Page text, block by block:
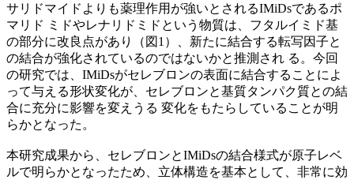
サリドマイドよりも薬理作用が強いとされるIMiDsであるポ
マリド ミドやレナリドミドという物質は、フタルイミド基
の部分に改良点があり（図1）、新たに結合する転写因子と
の結合が強化されているのではないかと推測され る。今回
の研究では、IMiDsがセレブロンの表面に結合することによ
って与える形状変化が、セレブロンと基質タンパク質との結
合に充分に影響を変えうる 変化をもたらしていることが明
らかとなった。
本研究成果から、セレブロンとIMiDsの結合様式が原子レベ
ルで明らかとなったため、立体構造を基本として、非常に効